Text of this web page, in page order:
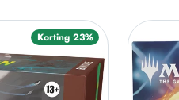
Korting 23%